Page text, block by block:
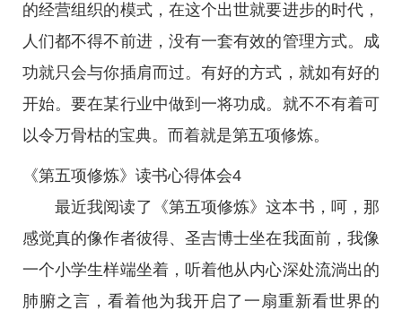
的经营组织的模式，在这个出世就要进步的时代，
人们都不得不前进，没有一套有效的管理方式。成
功就只会与你插肩而过。有好的方式，就如有好的
开始。要在某行业中做到一将功成。就不不有着可
以令万骨枯的宝典。而着就是第五项修炼。
《第五项修炼》读书心得体会4
最近我阅读了《第五项修炼》这本书，呵，那
感觉真的像作者彼得、圣吉博士坐在我面前，我像
一个小学生样端坐着，听着他从内心深处流淌出的
肺腑之言，看着他为我开启了一扇重新看世界的